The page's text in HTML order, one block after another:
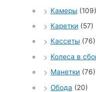
Камеры (109)
Каретки (57)
Кассеты (76)
Колеса в
Манетки (76)
Обода (20)